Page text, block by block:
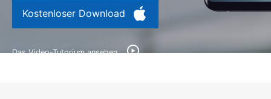
Kostenloser Download
Das Video-Tutorium ansehen